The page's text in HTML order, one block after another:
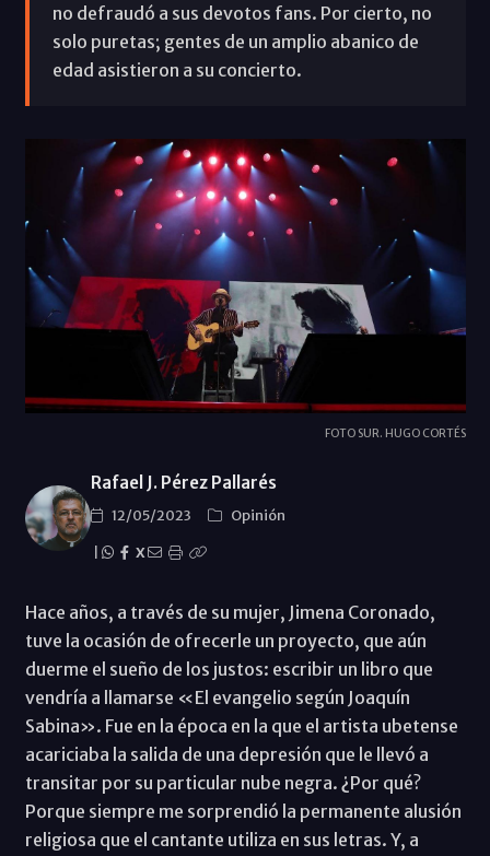
no defraudó a sus devotos fans. Por cierto, no
solo puretas; gentes de un amplio abanico de
edad asistieron a su concierto.
FOTO SUR. HUGO CORTÉS
Rafael J. Pérez Pallarés
12/05/2023
Opinión
X
Hace años, a través de su mujer, Jimena Coronado,
tuve la ocasión de ofrecerle un proyecto, que aún
duerme el sueño de los justos: escribir un libro que
vendría a llamarse «El evangelio según Joaquín
Sabina». Fue en la época en la que el artista ubetense
acariciaba la salida de una depresión que le llevó a
transitar por su particular nube negra. ¿Por qué?
Porque siempre me sorprendió la permanente alusión
religiosa que el cantante utiliza en sus letras. Y, a